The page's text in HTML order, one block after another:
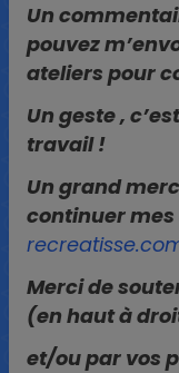
Un
pouvez
ateliers pour
Un geste ,
travail !
Un grand
continuer
Merci de
(en haut à
et/ou par vos